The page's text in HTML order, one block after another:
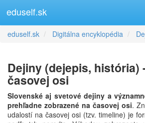
eduself.sk
eduself.sk Digitálna encyklopédia
Dejiny (dejepis, história)
časovej osi
Slovenské aj svetové dejiny a
prehľadne zobrazené na časovej osi.
udalostí na časovej osi (tzv. timeline) je